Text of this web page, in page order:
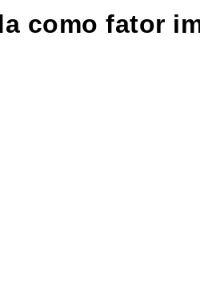
como fator